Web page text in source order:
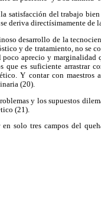
satisfacción del trabajo
deriva directísimamente de
desarrollo de la
y de tratamiento, no se
aprecio y marginalidad
es suficiente arrastrar
Y contar con maestros
(20).
y los supuestos
(21).
solo tres campos del